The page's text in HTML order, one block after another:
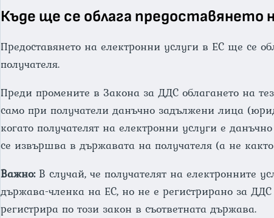
Къде ще се облага предоставянето
Предоставянето на електронни услуги в ЕС ще се
получателя.
Преди промените в Закона за ДДС облагането на
само при получатели данъчно задължени лица
когато получателят на електронни услуги е
се извършва в държавата на получателя (а не
Важно:В случай, че получателят на електронните
държава-членка на ЕС, но не е регистрирано за
регистрира по този закон в съответната държава.